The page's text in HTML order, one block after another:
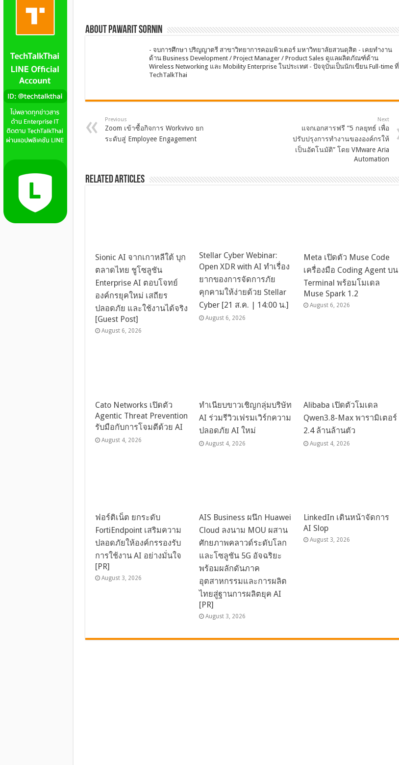
About Pawarit Sornin
- จบการศึกษา ปริญญาตรี สาขาวิทยาการคอมพิวเตอร์ มหาวิทยาลัยสวนดุสิต - เคยทำงาน
ด้าน Business Development / Project Manager / Product Sales ดูแลผลิตภัณฑ์ด้าน
Wireless Networking และ Mobility Enterprise ในประเทศ - ปัจจุบันเป็นนักเขียน Full-time ที่
TechTalkThai
Previous
Zoom เข้าซื้อกิจการ Workvivo ยก
ระดับสู่ Employee Engagement
Next
แจกเอกสารฟรี “5 กลยุทธ์ เพื่อ
ปรับปรุงการทำงานขององค์กรให้
เป็นอัตโนมัติ” โดย VMware Aria
Automation
Related Articles
Sionic AI จากเกาหลีใต้ บุก
ตลาดไทย ชูโซลูชัน
Enterprise AI ตอบโจทย์
องค์กรยุคใหม่ เสถียร
ปลอดภัย และใช้งานได้จริง
[Guest Post]
August 6, 2026
Stellar Cyber Webinar:
Open XDR with AI ทำเรื่อง
ยากของการจัดการภัย
คุกคามให้ง่ายด้วย Stellar
Cyber [21 ส.ค. | 14:00 น.]
August 6, 2026
Meta เปิดตัว Muse Code
เครื่องมือ Coding Agent บน
Terminal พร้อมโมเดล
Muse Spark 1.2
August 6, 2026
Cato Networks เปิดตัว
Agentic Threat Prevention
รับมือกับการโจมตีด้วย AI
August 4, 2026
ทำเนียบขาวเชิญกลุ่มบริษัท
AI ร่วมรีวิวเฟรมเวิร์กความ
ปลอดภัย AI ใหม่
August 4, 2026
Alibaba เปิดตัวโมเดล
Qwen3.8-Max พารามิเตอร์
2.4 ล้านล้านตัว
August 4, 2026
ฟอร์ติเน็ต ยกระดับ
FortiEndpoint เสริมความ
ปลอดภัยให้องค์กรรองรับ
การใช้งาน AI อย่างมั่นใจ
[PR]
August 3, 2026
AIS Business ผนึก Huawei
Cloud ลงนาม MOU ผสาน
ศักยภาพคลาวด์ระดับโลก
และโซลูชัน 5G อัจฉริยะ
พร้อมผลักดันภาค
อุตสาหกรรมและการผลิต
ไทยสู่ฐานการผลิตยุค AI
[PR]
August 3, 2026
LinkedIn เดินหน้าจัดการ
AI Slop
August 3, 2026